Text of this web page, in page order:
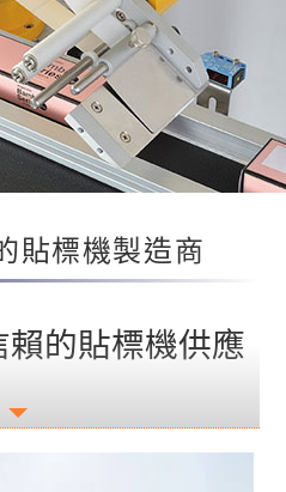
貼標機製造商
的貼標機供應